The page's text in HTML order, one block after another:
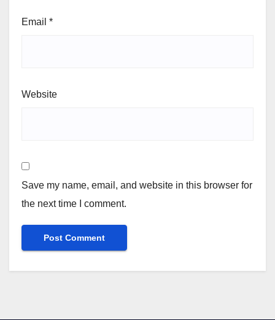
Email *
Website
Save my name, email, and website in this browser for
the next time I comment.